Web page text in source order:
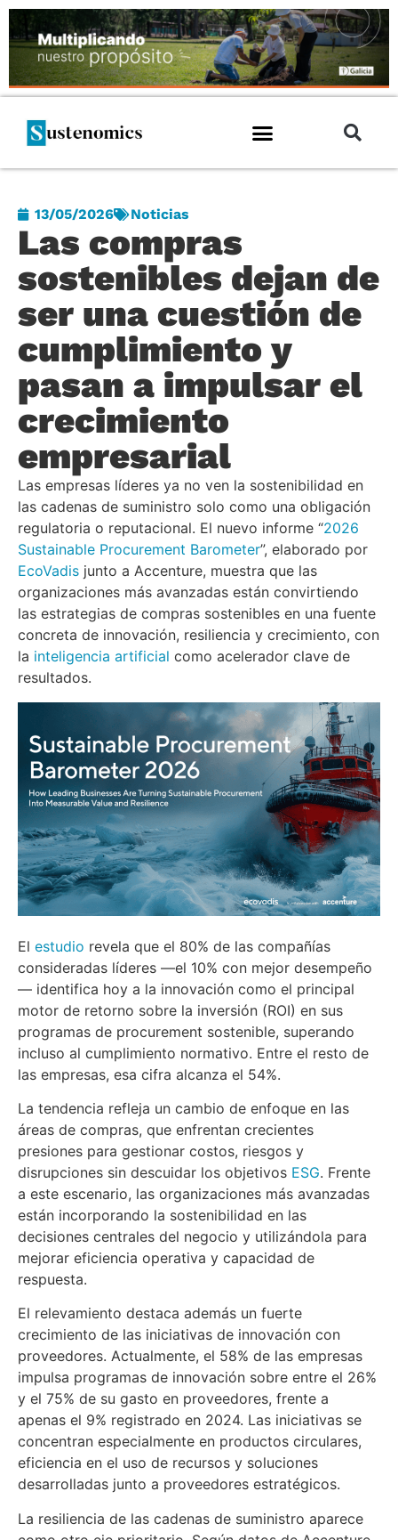
13/05/2026 Noticias
Las compras
sostenibles dejan de
ser una cuestión de
cumplimiento y
pasan a impulsar el
crecimiento
empresarial
Las empresas líderes ya no ven la sostenibilidad en
las cadenas de suministro solo como una obligación
regulatoria o reputacional. El nuevo informe “2026
Sustainable Procurement Barometer”, elaborado por
EcoVadis junto a Accenture, muestra que las
organizaciones más avanzadas están convirtiendo
las estrategias de compras sostenibles en una fuente
concreta de innovación, resiliencia y crecimiento, con
la inteligencia artificial como acelerador clave de
resultados.
El estudio revela que el 80% de las compañías
consideradas líderes —el 10% con mejor desempeño
— identifica hoy a la innovación como el principal
motor de retorno sobre la inversión (ROI) en sus
programas de procurement sostenible, superando
incluso al cumplimiento normativo. Entre el resto de
las empresas, esa cifra alcanza el 54%.
La tendencia refleja un cambio de enfoque en las
áreas de compras, que enfrentan crecientes
presiones para gestionar costos, riesgos y
disrupciones sin descuidar los objetivos ESG. Frente
a este escenario, las organizaciones más avanzadas
están incorporando la sostenibilidad en las
decisiones centrales del negocio y utilizándola para
mejorar eficiencia operativa y capacidad de
respuesta.
El relevamiento destaca además un fuerte
crecimiento de las iniciativas de innovación con
proveedores. Actualmente, el 58% de las empresas
impulsa programas de innovación sobre entre el 26%
y el 75% de su gasto en proveedores, frente a
apenas el 9% registrado en 2024. Las iniciativas se
concentran especialmente en productos circulares,
eficiencia en el uso de recursos y soluciones
desarrolladas junto a proveedores estratégicos.
La resiliencia de las cadenas de suministro aparece